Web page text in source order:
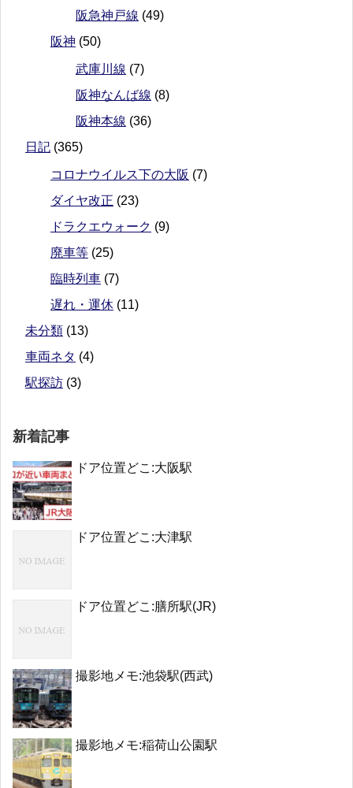
阪急神戸線 (49)
阪神 (50)
武庫川線 (7)
阪神なんば線 (8)
阪神本線 (36)
日記 (365)
コロナウイルス下の大阪 (7)
ダイヤ改正 (23)
ドラクエウォーク (9)
廃車等 (25)
臨時列車 (7)
遅れ・運休 (11)
未分類 (13)
車両ネタ (4)
駅探訪 (3)
新着記事
ドア位置どこ:大阪駅
ドア位置どこ:大津駅
ドア位置どこ:膳所駅(JR)
撮影地メモ:池袋駅(西武)
撮影地メモ:稲荷山公園駅